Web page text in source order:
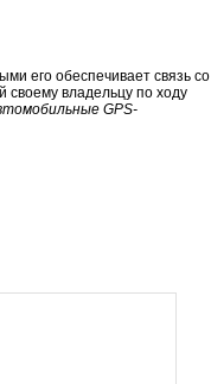
его обеспечивает связь со
владельцу по ходу
GPS-